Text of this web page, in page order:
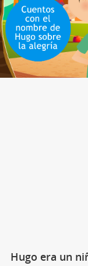
Hugo era un